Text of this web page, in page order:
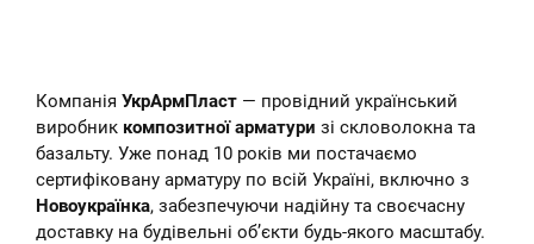
купити композитні кілочки для
рослин – овочів, кві...
Компанія УкрАрмПласт — провідний український
виробник композитної арматури зі скловолокна та
базальту. Уже понад 10 років ми постачаємо
сертифіковану арматуру по всій Україні, включно з
Новоукраїнка, забезпечуючи надійну та своєчасну
доставку на будівельні об’єкти будь-якого масштабу.